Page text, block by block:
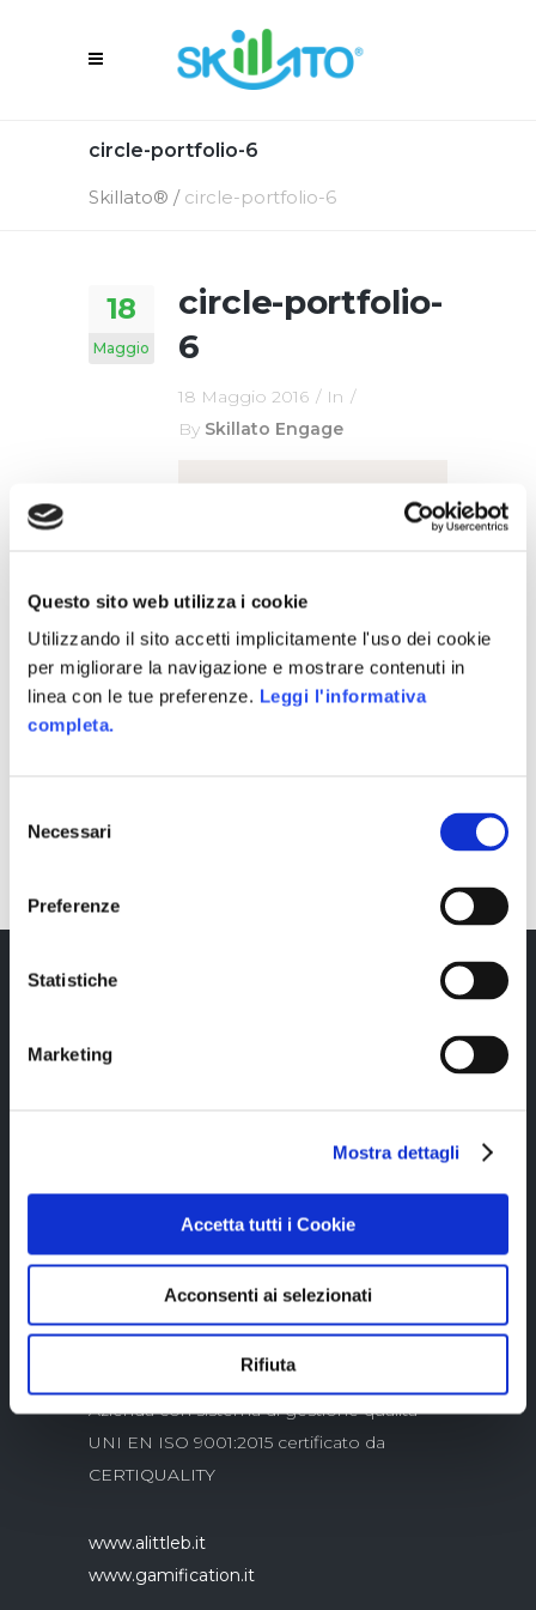
Questo sito web utilizza i cookie
Utilizzando il sito accetti implicitamente l'uso dei cookie
per migliorare la navigazione e mostrare contenuti in
linea con le tue preferenze. Leggi l'informativa
completa.
delNecessari
Preferenze
Statistiche
Marketing
Mostra dettagli
Accetta tutti i Cookie
Acconsenti ai selezionati
Rifiuta
circle-portfolio-6
Skillato® / circle-portfolio-6
18
Maggio
circle-portfolio-
6
18 Maggio 2016
In
By Skillato Engage
Azienda con sistema di gestione qualità
UNI EN ISO 9001:2015 certificato da
CERTIQUALITY
www.alittleb.it
www.gamification.it